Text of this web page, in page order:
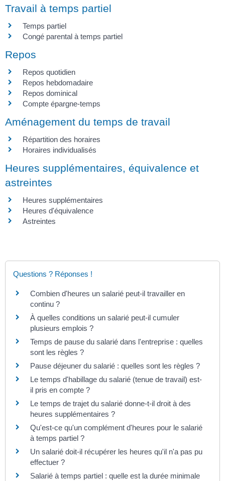
Travail à temps partiel
Temps partiel
Congé parental à temps partiel
Repos
Repos quotidien
Repos hebdomadaire
Repos dominical
Compte épargne-temps
Aménagement du temps de travail
Répartition des horaires
Horaires individualisés
Heures supplémentaires, équivalence et
astreintes
Heures supplémentaires
Heures d'équivalence
Astreintes
Questions ? Réponses !
Combien d'heures un salarié peut-il travailler en
continu ?
À quelles conditions un salarié peut-il cumuler
plusieurs emplois ?
Temps de pause du salarié dans l'entreprise : quelles
sont les règles ?
Pause déjeuner du salarié : quelles sont les règles ?
Le temps d'habillage du salarié (tenue de travail) est-
il pris en compte ?
Le temps de trajet du salarié donne-t-il droit à des
heures supplémentaires ?
Qu'est-ce qu'un complément d'heures pour le salarié
à temps partiel ?
Un salarié doit-il récupérer les heures qu'il n'a pas pu
effectuer ?
Salarié à temps partiel : quelle est la durée minimale